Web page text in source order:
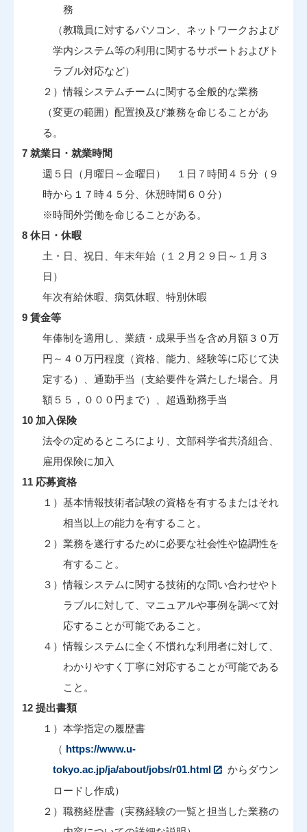
務
（教職員に対するパソコン、ネットワークおよび
学内システム等の利用に関するサポートおよびト
ラブル対応など）
２）情報システムチームに関する全般的な業務
（変更の範囲）配置換及び兼務を命じることがあ
る。
7 就業日・就業時間
週５日（月曜日～金曜日） １日７時間４５分（９
時から１７時４５分、休憩時間６０分）
※時間外労働を命じることがある。
8 休日・休暇
土・日、祝日、年末年始（１２月２９日～１月３
日）
年次有給休暇、病気休暇、特別休暇
9 賃金等
年俸制を適用し、業績・成果手当を含め月額３０万
円～４０万円程度（資格、能力、経験等に応じて決
定する）、通勤手当（支給要件を満たした場合。月
額５５，０００円まで）、超過勤務手当
10 加入保険
法令の定めるところにより、文部科学省共済組合、
雇用保険に加入
11 応募資格
１）基本情報技術者試験の資格を有するまたはそれ
相当以上の能力を有すること。
２）業務を遂行するために必要な社会性や協調性を
有すること。
３）情報システムに関する技術的な問い合わせやト
ラブルに対して、マニュアルや事例を調べて対
応することが可能であること。
４）情報システムに全く不慣れな利用者に対して、
わかりやすく丁寧に対応することが可能である
こと。
12 提出書類
１）本学指定の履歴書
（ https://www.u-
tokyo.ac.jp/ja/about/jobs/r01.html
からダウン
ロードし作成）
２）職務経歴書（実務経験の一覧と担当した業務の